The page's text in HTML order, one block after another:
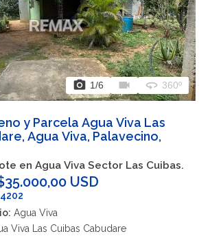
photo_camera 1/6 videocam 360 360º
y Parcela Agua Viva Las
Agua Viva, Palavecino,
en Agua Viva Sector Las Cuibas.
USD
Agua Viva
Viva Las Cuibas Cabudare